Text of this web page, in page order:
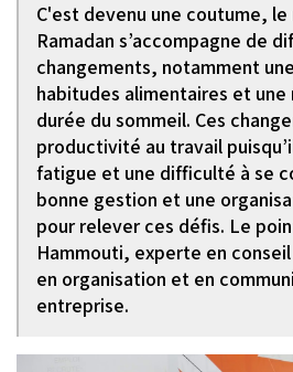
C'est devenu une coutume, le
Ramadan s’accompagne de
changements, notamment
habitudes alimentaires et
durée du sommeil. Ces
productivité au travail
fatigue et une difficulté à se
bonne gestion et une
pour relever ces défis. Le
Hammouti, experte en
en organisation et en
entreprise.